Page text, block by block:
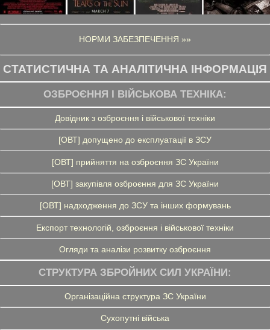
НОРМИ ЗАБЕЗПЕЧЕННЯ »»
СТАТИСТИЧНА ТА АНАЛІТИЧНА ІНФОРМАЦІЯ
ОЗБРОЄННЯ І ВІЙСЬКОВА ТЕХНІКА:
Довідник з озброєння і військової техніки
[ОВТ] допущено до експлуатації в ЗСУ
[ОВТ] прийняття на озброєння ЗС України
[ОВТ] закупівля озброєння для ЗС України
[ОВТ] надходження до ЗСУ та інших формувань
Експорт технологій, озброєння і військової техніки
Огляди та аналізи розвитку озброєння
СТРУКТУРА ЗБРОЙНИХ СИЛ УКРАЇНИ:
Організаційна структура ЗС України
Сухопутні війська